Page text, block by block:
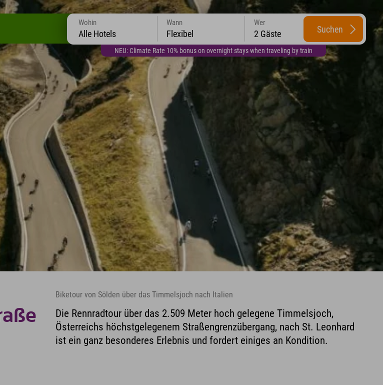
NEU: Climate Rate 10% bonus on overnight stays when traveling by train
Wohin
Alle Hotels
Wann
Flexibel
Wer
2 Gäste Suchen
Biketour von Sölden über das Timmelsjoch nach Italien
Die Rennradtour über das 2.509 Meter hoch gelegene Timmelsjoch,
Österreichs höchstgelegenem Straßengrenzübergang, nach St. Leonhard
ist ein ganz besonderes Erlebnis und fordert einiges an Kondition.